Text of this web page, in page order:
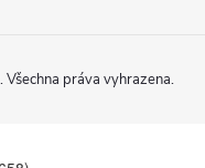
. Všechna práva vyhrazena.